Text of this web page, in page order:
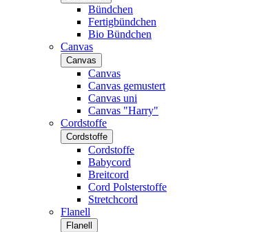
Bündchen
Fertigbündchen
Bio Bündchen
Canvas
Canvas
Canvas
Canvas gemustert
Canvas uni
Canvas "Harry"
Cordstoffe
Cordstoffe
Cordstoffe
Babycord
Breitcord
Cord Polsterstoffe
Stretchcord
Flanell
Flanell